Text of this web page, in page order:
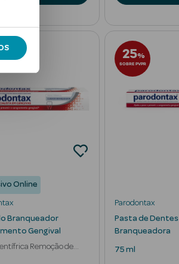
Online
Branqueador
Gengival
Remoção de
25%
SOBRE PVPR
Parodontax
Pasta de Dentes
Branqueadora
75 ml